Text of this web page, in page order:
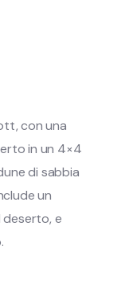
con una
in un 4×4
di sabbia
un
deserto, e